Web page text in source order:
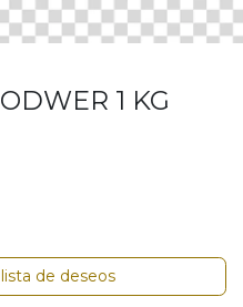
1 KG
de deseos